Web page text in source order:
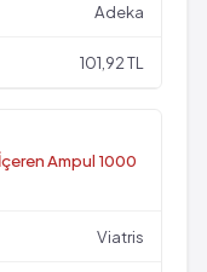
Adeka
101,92 TL
Ampul 1000
Viatris